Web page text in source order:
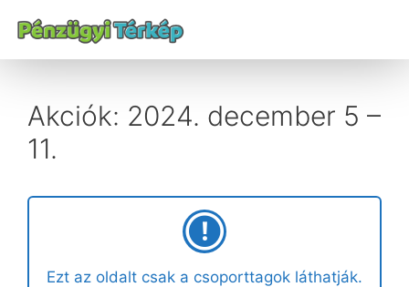
Akciók: 2024. december 5 –
11.
Ezt az oldalt csak a csoporttagok láthatják.